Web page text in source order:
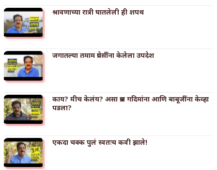
श्रावणाच्या रात्री घातलेली ही शपथ
जगातल्या तमाम प्रेयसींना केलेला उपदेश
काय? मीच केलंय? असा प्रश्न गदिमांना आणि बाबूजींना केव्हा
पडला?
एकदा चक्क पुलं स्वतःच कवी झाले!